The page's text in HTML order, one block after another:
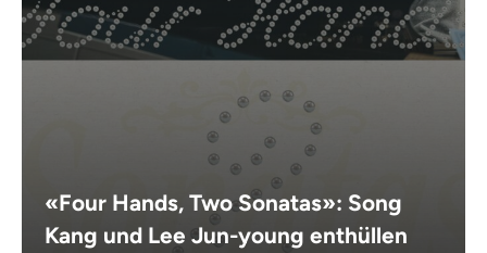
«Four Hands, Two Sonatas»: Song
Kang und Lee Jun-young enthüllen